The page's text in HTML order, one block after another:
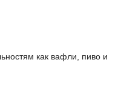
как вафли, пиво и